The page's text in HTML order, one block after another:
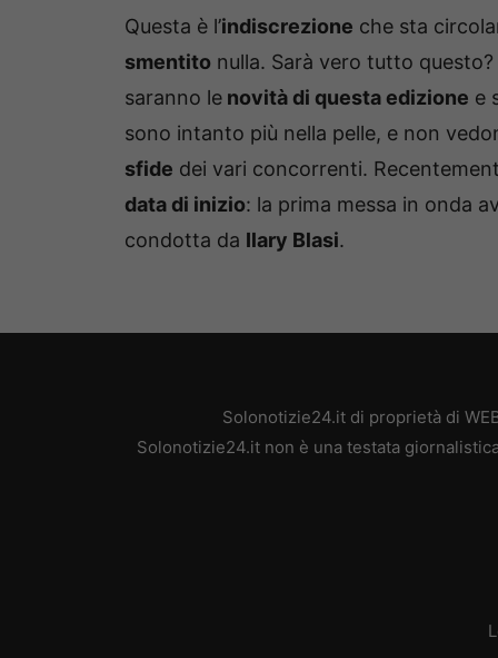
Questa è l’indiscrezione che sta
smentito nulla. Sarà vero tutto
saranno le novità di questa edizione e
sono intanto più nella pelle, e non
sfide dei vari concorrenti.
data di inizio: la prima messa in onda
condotta da Ilary Blasi.
Solonotizie24.it di proprietà di
Solonotizie24.it non è una testata